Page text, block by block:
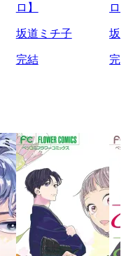
ロ】
坂道ミチ子
完結
ロ
坂
完